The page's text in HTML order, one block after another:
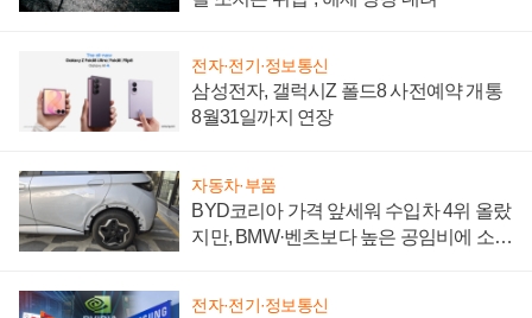
전자·전기·정보통신
삼성전자, 갤럭시Z 폴드8 사전예약 개통
8월31일까지 연장
자동차·부품
BYD코리아 가격 앞세워 수입차 4위 올랐
지만, BMW·벤츠보다 높은 공임비에 소비
전자·전기·정보통신